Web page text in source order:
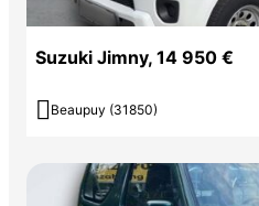
Suzuki Jimny, 14 950 €
 Beaupuy (31850)